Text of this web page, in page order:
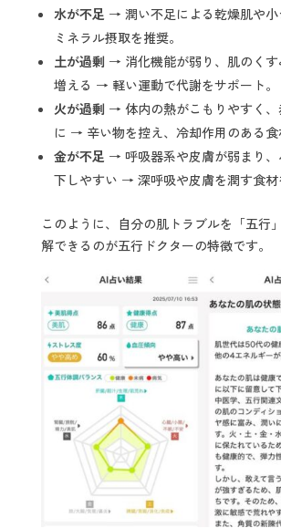
水が不足 → 潤い不足による乾燥肌や
ミネラル摂取を推奨。
土が過剰 → 消化機能が弱り、肌のく
増える → 軽い運動で代謝をサポート。
火が過剰 → 体内の熱がこもりやすく、
に → 辛い物を控え、冷却作用のある食
金が不足 → 呼吸器系や皮膚が弱まり
下しやすい → 深呼吸や皮膚を潤す食材
このように、自分の肌トラブルを「五行
解できるのが五行ドクターの特徴です。